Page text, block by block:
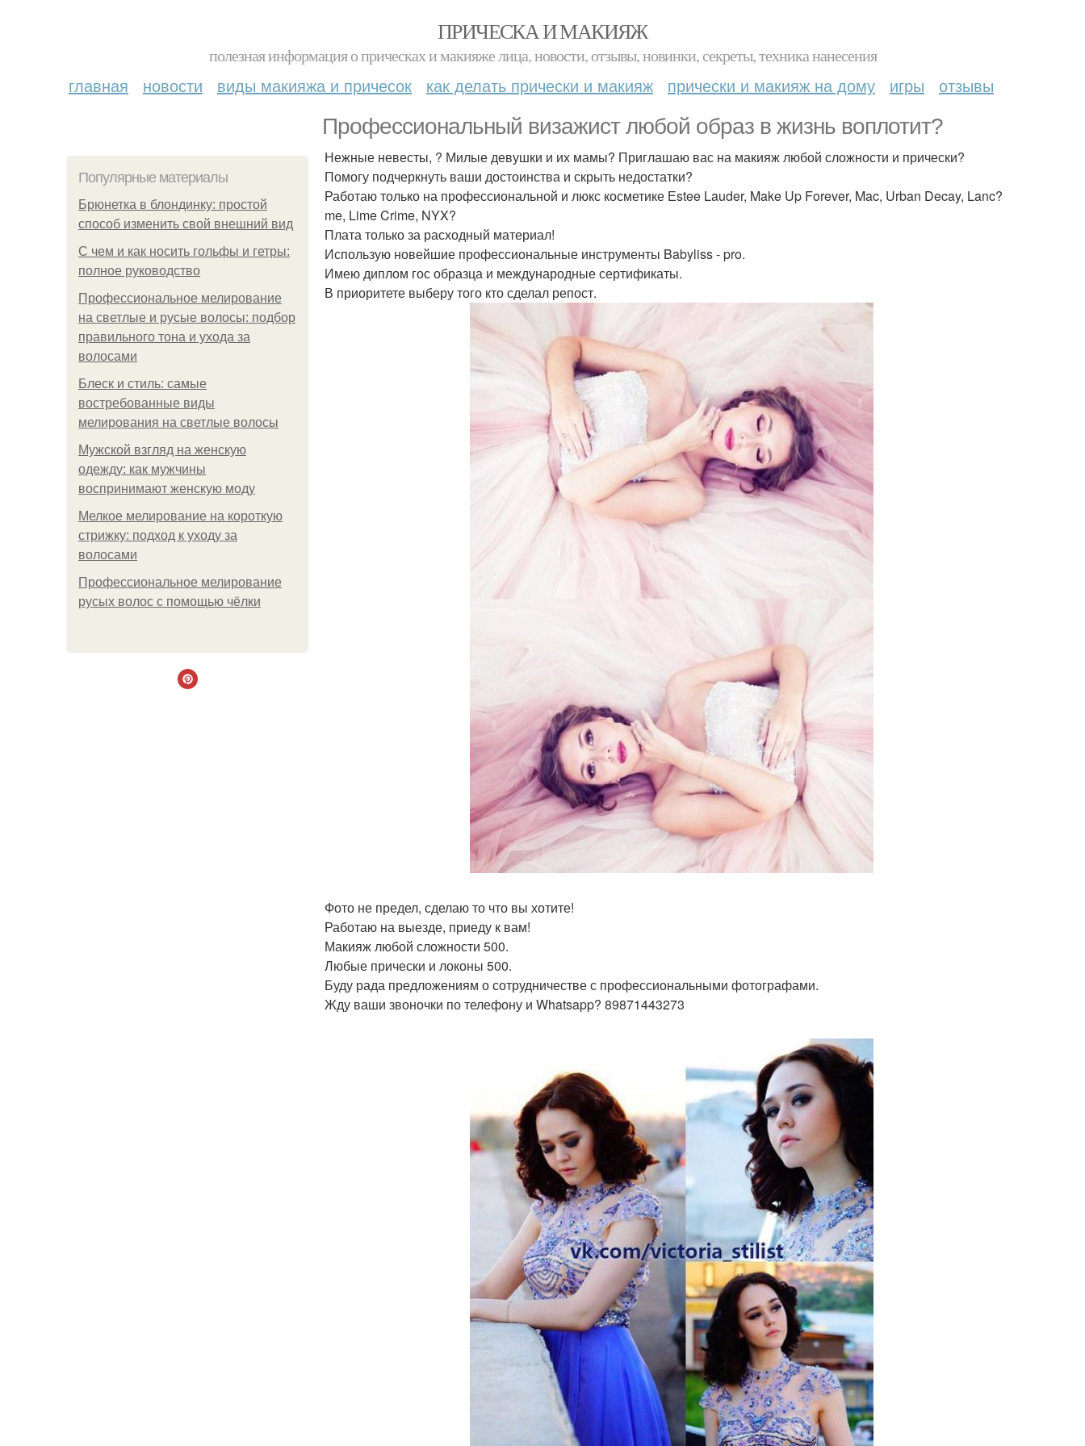
ПРИЧЕСКА И МАКИЯЖ
полезная информация о прическах и макияже лица, новости, отзывы, новинки, секреты, техника нанесения
главная новости виды макияжа и причесок как делать прически и макияж прически и макияж на дому игры отзывы
Профессиональный визажист любой образ в жизнь воплотит?
Популярные материалы
Брюнетка в блондинку: простой
способ изменить свой внешний вид
С чем и как носить гольфы и гетры:
полное руководство
Профессиональное мелирование
на светлые и русые волосы: подбор
правильного тона и ухода за
волосами
Блеск и стиль: самые
востребованные виды
мелирования на светлые волосы
Мужской взгляд на женскую
одежду: как мужчины
воспринимают женскую моду
Мелкое мелирование на короткую
стрижку: подход к уходу за
волосами
Профессиональное мелирование
русых волос с помощью чёлки
Нежные невесты, ? Милые девушки и их мамы? Приглашаю вас на макияж любой сложности и прически?
Помогу подчеркнуть ваши достоинства и скрыть недостатки?
Работаю только на профессиональной и люкс косметике Еstee Lauder, Make Up Forever, Mac, Urban Decay, Lanc?
me, Lime Crime, NYX?
Плата только за расходный материал!
Использую новейшие профессиональные инструменты Babyliss - pro.
Имею диплом гос образца и международные сертификаты.
В приоритете выберу того кто сделал репост.
Фото не предел, сделаю то что вы хотите!
Работаю на выезде, приеду к вам!
Макияж любой сложности 500.
Любые прически и локоны 500.
Буду рада предложениям о сотрудничестве с профессиональными фотографами.
Жду ваши звоночки по телефону и Whatsapp? 89871443273